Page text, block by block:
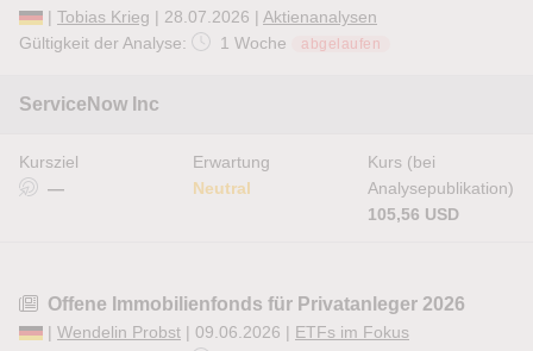
| Tobias Krieg | 28.07.2026 | Aktienanalysen
Gültigkeit der Analyse:
1 Woche abgelaufen
ServiceNow Inc
Kursziel
—
Erwartung
Neutral
Kurs (bei
Analysepublikation)
105,56 USD
Offene Immobilienfonds für Privatanleger 2026
| Wendelin Probst | 09.06.2026 | ETFs im Fokus